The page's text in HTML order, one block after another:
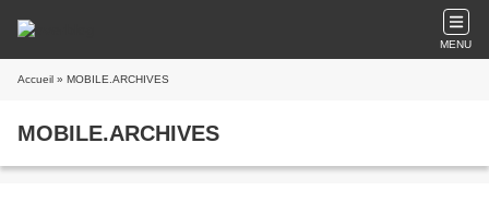
MENU
Accueil » MOBILE.ARCHIVES
MOBILE.ARCHIVES